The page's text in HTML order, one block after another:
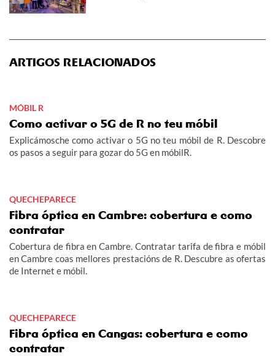
ARTIGOS RELACIONADOS
MÓBIL R
Como activar o 5G de R no teu móbil
Explicámosche como activar o 5G no teu móbil de R. Descobre
os pasos a seguir para gozar do 5G en móbilR.
QUECHEPARECE
Fibra óptica en Cambre: cobertura e como
contratar
Cobertura de fibra en Cambre. Contratar tarifa de fibra e móbil
en Cambre coas mellores prestacións de R. Descubre as ofertas
de Internet e móbil.
QUECHEPARECE
Fibra óptica en Cangas: cobertura e como
contratar